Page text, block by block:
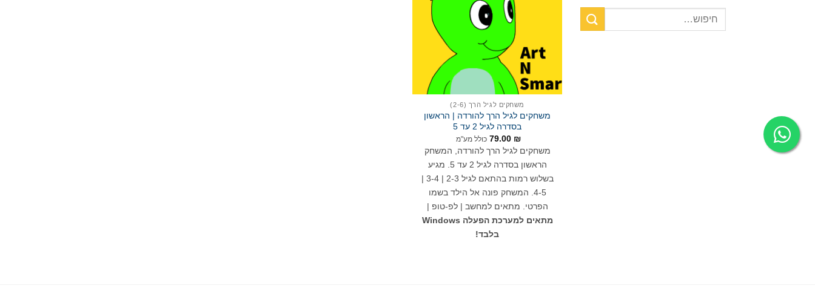
משחקים לגיל הרך (2-6)
משחקים לגיל הרך להורדה | הראשון
בסדרה לגיל 2 עד 5
79.00 ₪ כולל מע"מ
משחקים לגיל הרך להורדה, המשחק
הראשון בסדרה לגיל 2 עד 5. מגיע
בשלוש רמות בהתאם לגיל 2-3 | 3-4 |
4-5. המשחק פונה אל הילד בשמו
הפרטי. מתאים למחשב | לפ-טופ |
מתאים למערכת הפעלה Windows
בלבד!